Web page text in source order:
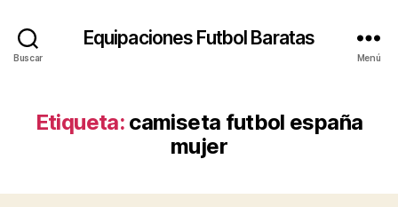
Buscar
Equipaciones Futbol Baratas
Menú
Etiqueta: camiseta futbol españa
mujer